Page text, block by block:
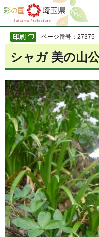
彩の国 埼玉県
ページ番号：27375
シャガ 美の山